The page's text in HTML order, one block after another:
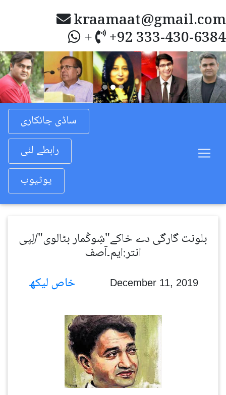
kraamaat@gmail.com
+ +92 333-430-6384
Previous
ساڈی جانکاری
رابطے لئی
یوٹیوب
بلونت گارگی دے خاکے"شِوکُمار بٹالوی"/لِپی
انتر:ایم۔آصف
December 11, 2019